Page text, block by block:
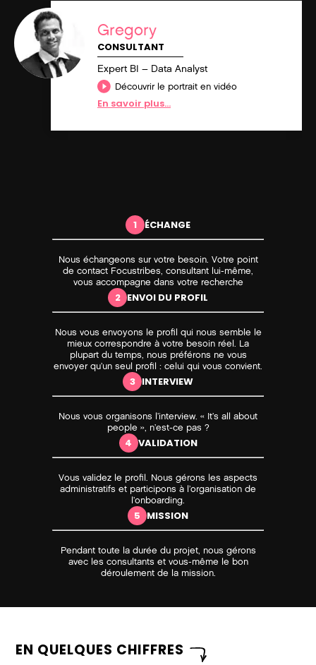
Gregory
CONSULTANT
Expert BI – Data Analyst
Découvrir le portrait en vidéo
En savoir plus...
1 ÉCHANGE
Nous échangeons sur votre besoin. Votre point
de contact Focustribes, consultant lui-même,
vous accompagne dans votre recherche
2 ENVOI DU PROFIL
Nous vous envoyons le profil qui nous semble le
mieux correspondre à votre besoin réel. La
plupart du temps, nous préférons ne vous
envoyer qu’un seul profil : celui qui vous convient.
3 INTERVIEW
Nous vous organisons l’interview. « It’s all about
people », n’est-ce pas ?
4 VALIDATION
Vous validez le profil. Nous gérons les aspects
administratifs et participons à l’organisation de
l’onboarding.
5 MISSION
Pendant toute la durée du projet, nous gérons
avec les consultants et vous-même le bon
déroulement de la mission.
EN QUELQUES CHIFFRES